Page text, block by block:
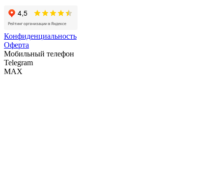
Конфиденциальность
Оферта
Мобильный телефон
Telegram
MAX